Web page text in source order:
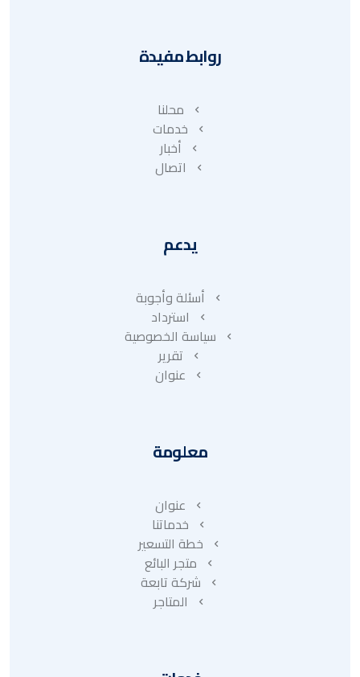
روابط مفيدة
محلنا
خدمات
أخبار
اتصال
يدعم
أسئلة وأجوبة
استرداد
سياسة الخصوصية
تقرير
عنوان
معلومة
عنوان
خدماتنا
خطة التسعير
متجر البائع
شركة تابعة
المتاجر